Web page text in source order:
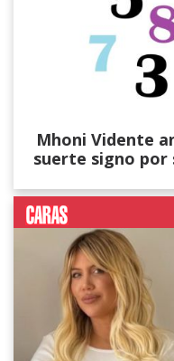
Mhoni Vidente
suerte signo por